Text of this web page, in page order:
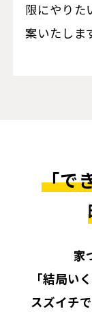
限にやりた
案いたしま
「で
家
「結局い
スズイチ